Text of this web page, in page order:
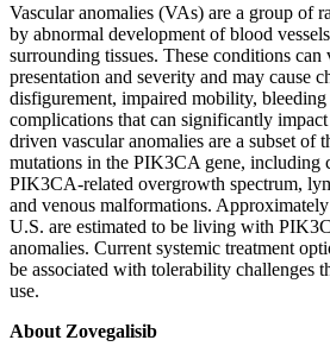
Vascular anomalies (VAs) are a group of
by abnormal development of blood
surrounding tissues. These conditions
presentation and severity and may cause
disfigurement, impaired mobility, bleeding
complications that can significantly
driven vascular anomalies are a subset of
mutations in the PIK3CA gene, including
PIK3CA-related overgrowth spectrum,
and venous malformations.
U.S. are estimated to be living with
anomalies. Current systemic treatment
be associated with tolerability challenges
use.
About Zovegalisib